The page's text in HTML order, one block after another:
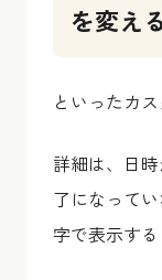
を変え
といったカ
詳細は、日
了になって
字で表示する